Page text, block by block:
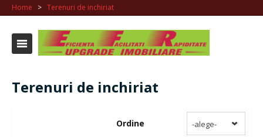
Home > Terenuri de inchiriat
Terenuri de inchiriat
Ordine -alege-